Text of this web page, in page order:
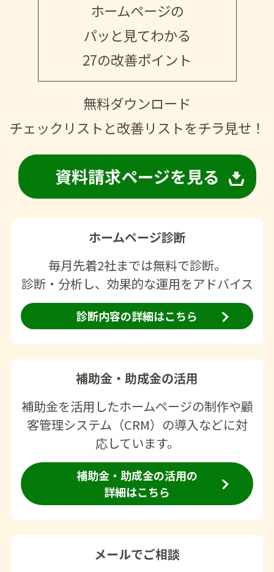
ホームページの
パッと見てわかる
27の改善ポイント
無料ダウンロード
チェックリストと改善リストをチラ見せ！
資料請求ページを見る
ホームページ診断
毎月先着2社までは無料で診断。
診断・分析し、効果的な運用をアドバイス
診断内容の詳細はこちら
補助金・助成金の活用
補助金を活用したホームページの制作や顧
客管理システム（CRM）の導入などに対
応しています。
補助金・助成金の活用の
詳細はこちら
メールでご相談